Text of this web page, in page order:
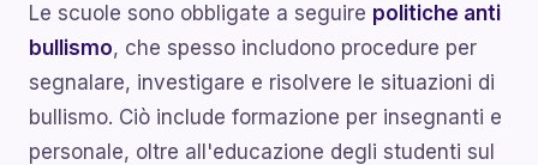
Le scuole sono obbligate a seguire politiche anti
bullismo, che spesso includono procedure per
segnalare, investigare e risolvere le situazioni di
bullismo. Ciò include formazione per insegnanti e
personale, oltre all'educazione degli studenti sul